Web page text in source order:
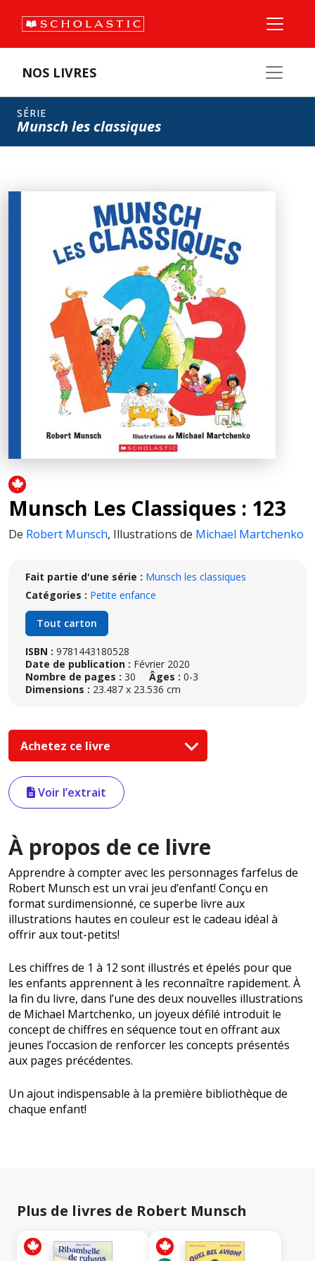
NOS LIVRES
SÉRIE
Munsch les classiques
Munsch Les Classiques : 123
De Robert Munsch, Illustrations de Michael Martchenko
Fait partie d'une série : Munsch les classiques
Catégories : Petite enfance
Tout carton
ISBN : 9781443180528
Date de publication : Février 2020
Nombre de pages : 30 Âges : 0-3
Dimensions : 23.487 x 23.536 cm
Achetez ce livre
Voir l’extrait
À propos de ce livre
Apprendre à compter avec les personnages farfelus de
Robert Munsch est un vrai jeu d’enfant! Conçu en
format surdimensionné, ce superbe livre aux
illustrations hautes en couleur est le cadeau idéal à
offrir aux tout-petits!
Les chiffres de 1 à 12 sont illustrés et épelés pour que
les enfants apprennent à les reconnaître rapidement. À
la fin du livre, dans l’une des deux nouvelles illustrations
de Michael Martchenko, un joyeux défilé introduit le
concept de chiffres en séquence tout en offrant aux
jeunes l’occasion de renforcer les concepts présentés
aux pages précédentes.
Un ajout indispensable à la première bibliothèque de
chaque enfant!
Plus de livres de Robert Munsch